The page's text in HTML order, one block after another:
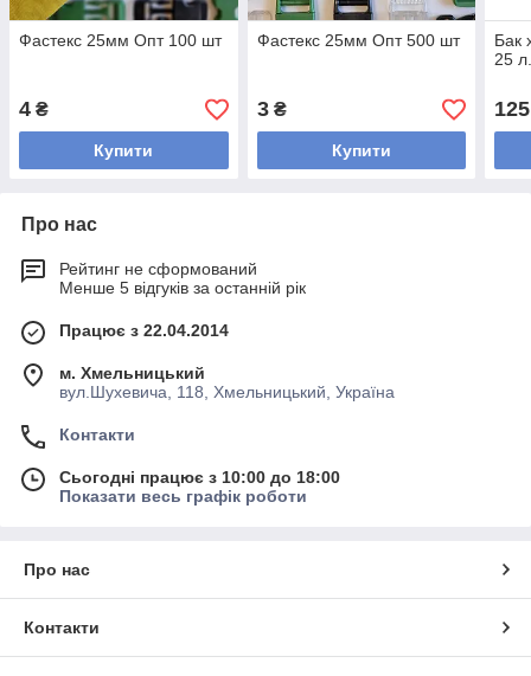
Фастекс 25мм Опт 100 шт
4 ₴
Купити
Фастекс 25мм Опт 500 шт
3₴
Купити
Бак
25
125
Про нас
Рейтинг не сформований
Менше 5 відгуків за останній рік
Працює з 22.04.2014
м. Хмельницький
вул.Шухевича, 118, Хмельницький, Україна
Контакти
Сьогодні працює з 10:00 до 18:00
Показати весь графік роботи
Про нас
Контакти